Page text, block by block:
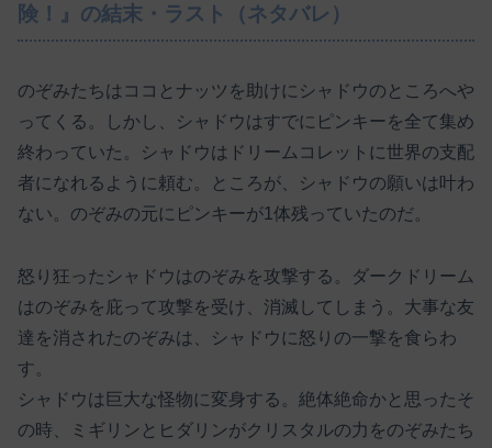
険！』の結末・ラスト（ネタバレ）
のぞみたちはココとナッツを助けにシャドウのところへや
ってくる。しかし、シャドウはすでにピンキーを全て集め
終わっていた。シャドウはドリームコレットに世界の支配
者になれるように頼む。ところが、シャドウの願いは叶わ
ない。のぞみの元にピンキーが1体残っていたのだ。
怒り狂ったシャドウはのぞみを攻撃する。ダークドリーム
はのぞみを庇って攻撃を受け、消滅してしまう。大事な友
達を消されたのぞみは、シャドウに怒りの一撃を食らわ
す。
シャドウは巨大な怪物に変身する。絶体絶命かと思ったそ
の時、ミギリンとヒダリンがクリスタルの力をのぞみたち